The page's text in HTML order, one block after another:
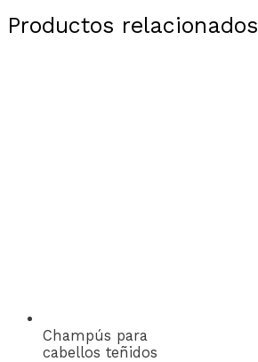
Productos relacionados
Champús para
cabellos teñidos